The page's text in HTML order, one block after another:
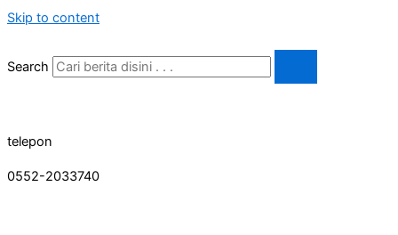
Skip to content
Search
telepon
0552-2033740